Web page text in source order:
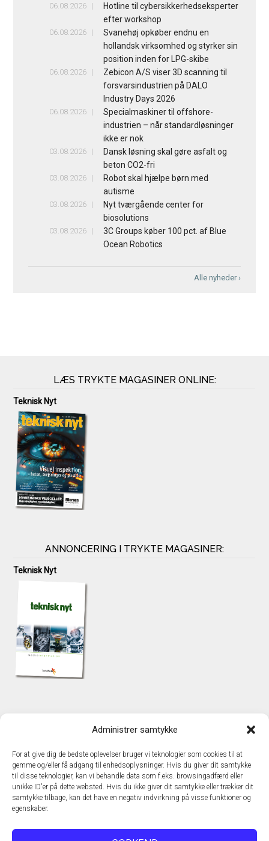
Administrer samtykke
For at give dig de bedste oplevelser bruger vi teknologier som cookies til at
gemme og/eller få adgang til enhedsoplysninger. Hvis du giver dit samtykke
til disse teknologier, kan vi behandle data som f.eks. browsingadfærd eller
unikke ID'er på dette websted. Hvis du ikke giver dit samtykke eller trækker dit
samtykke tilbage, kan det have en negativ indvirkning på visse funktioner og
egenskaber.
06.08.2026
Hotline til cybersikkerhedseksperter
efter workshop
06.08.2026
Svanehøj opkøber endnu en
hollandsk virksomhed og styrker sin
position inden for LPG-skibe
06.08.2026
Zebicon A/S viser 3D scanning til
forsvarsindustrien på DALO
Industry Days 2026
06.08.2026
Specialmaskiner til offshore-
industrien – når standardløsninger
ikke er nok
03.08.2026
Dansk løsning skal gøre asfalt og
beton CO2-fri
03.08.2026
Robot skal hjælpe børn med
autisme
03.08.2026
Nyt tværgående center for
biosolutions
03.08.2026
3C Groups køber 100 pct. af Blue
Ocean Robotics
Alle nyheder ›
LÆS TRYKTE MAGASINER ONLINE:
Teknisk Nyt
ANNONCERING I TRYKTE MAGASINER:
Teknisk Nyt
TechMedia A/S
DK - 2600 Glostrup
www.techmedia.dk
Telefon: +45 43 24 26 28
E-mail:info@techmedia.dk